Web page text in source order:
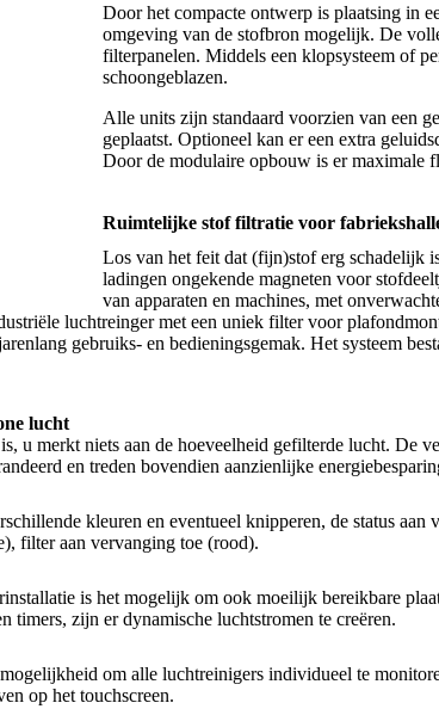
Door het compacte ontwerp is plaatsing in
omgeving van de stofbron mogelijk. De
filterpanelen. Middels een klopsysteem of
schoongeblazen.
Alle units zijn standaard voorzien van een
geplaatst. Optioneel kan er een extra
Door de modulaire opbouw is er maximale
Ruimtelijke stof filtratie voor
Los van het feit dat (fijn)stof erg schadelijk
ladingen ongekende magneten voor
van apparaten en machines, met
luchtreinger met een uniek filter voor
gebruiks- en bedieningsgemak. Het systeem
lucht
u merkt niets aan de hoeveelheid gefilterde lucht. De
en treden bovendien aanzienlijke
kleuren en eventueel knipperen, de status
filter aan vervanging toe (rood).
is het mogelijk om ook moeilijk bereikbare
timers, zijn er dynamische luchtstromen te creëren.
om alle luchtreinigers individueel te
op het touchscreen.